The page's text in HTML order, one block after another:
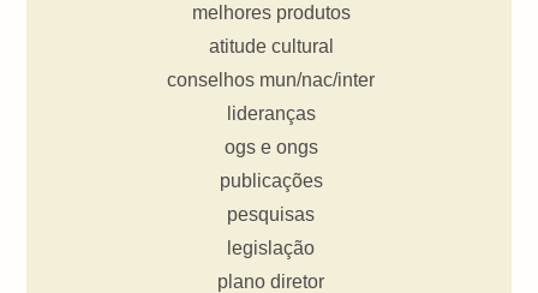
melhores produtos
atitude cultural
conselhos mun/nac/inter
lideranças
ogs e ongs
publicações
pesquisas
legislação
plano diretor